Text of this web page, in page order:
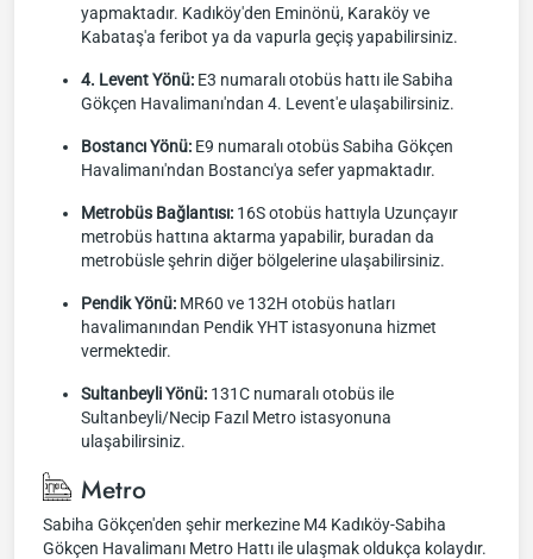
yapmaktadır. Kadıköy'den Eminönü, Karaköy ve
Kabataş'a feribot ya da vapurla geçiş yapabilirsiniz.
4. Levent Yönü: E3 numaralı otobüs hattı ile Sabiha
Gökçen Havalimanı'ndan 4. Levent'e ulaşabilirsiniz.
Bostancı Yönü: E9 numaralı otobüs Sabiha Gökçen
Havalimanı'ndan Bostancı'ya sefer yapmaktadır.
Metrobüs Bağlantısı: 16S otobüs hattıyla Uzunçayır
metrobüs hattına aktarma yapabilir, buradan da
metrobüsle şehrin diğer bölgelerine ulaşabilirsiniz.
Pendik Yönü: MR60 ve 132H otobüs hatları
havalimanından Pendik YHT istasyonuna hizmet
vermektedir.
Sultanbeyli Yönü: 131C numaralı otobüs ile
Sultanbeyli/Necip Fazıl Metro istasyonuna
ulaşabilirsiniz.
Metro
Sabiha Gökçen'den şehir merkezine M4 Kadıköy-Sabiha
Gökçen Havalimanı Metro Hattı ile ulaşmak oldukça kolaydır.